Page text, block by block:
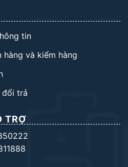
tin
hàng và kiểm hàng
đổi trả
TRỢ